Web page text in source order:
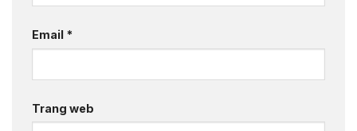
Email *
Trang web